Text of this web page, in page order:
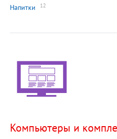
Напитки 12
Компьютеры и